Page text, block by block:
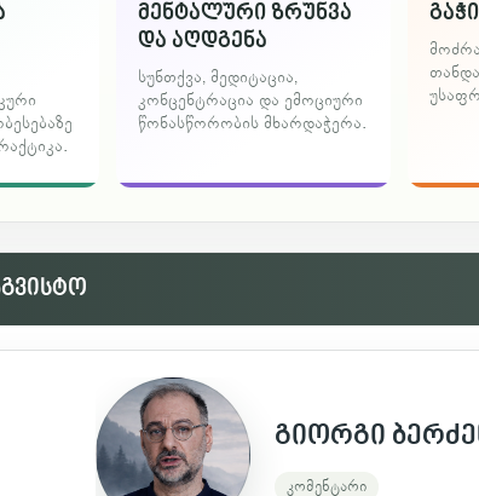
მენტალური ზრუნვა
და აღდგენა
სუნთქვა, მედიტაცია,
კონცენტრაცია და ემოციური
წონასწორობის მხარდაჭერა.
გიორგი